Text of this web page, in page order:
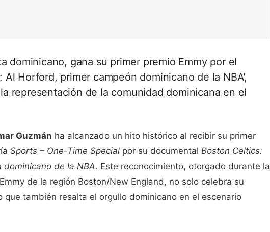
dominicano, gana su primer premio Emmy por el
Horford, primer campeón dominicano de la NBA',
representación de la comunidad dominicana en el
Guzmán ha alcanzado un hito histórico al recibir su primer
Sports – One-Time Special por su documental Boston Celtics:
de la NBA. Este reconocimiento, otorgado durante la
de la región Boston/New England, no solo celebra su
que también resalta el orgullo dominicano en el escenario